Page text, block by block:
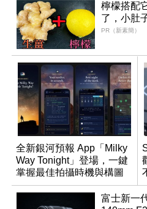
檸檬搭配
了，小肚
PR（新素簡）
全新銀河預報 App「Milky
Way Tonight」登場，一鍵
掌握最佳拍攝時機與構圖
富士新一